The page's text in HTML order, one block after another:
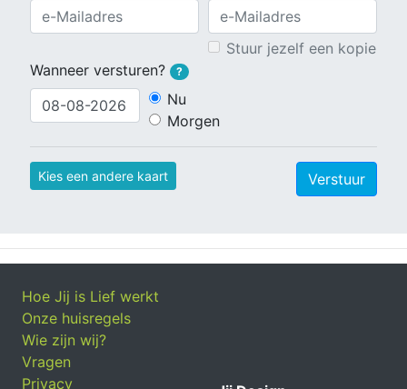
Stuur jezelf een kopie
Wanneer versturen?
?
Nu
Morgen
Kies een andere kaart Verstuur
Hoe Jij is Lief werkt
Onze huisregels
Wie zijn wij?
Vragen
Privacy